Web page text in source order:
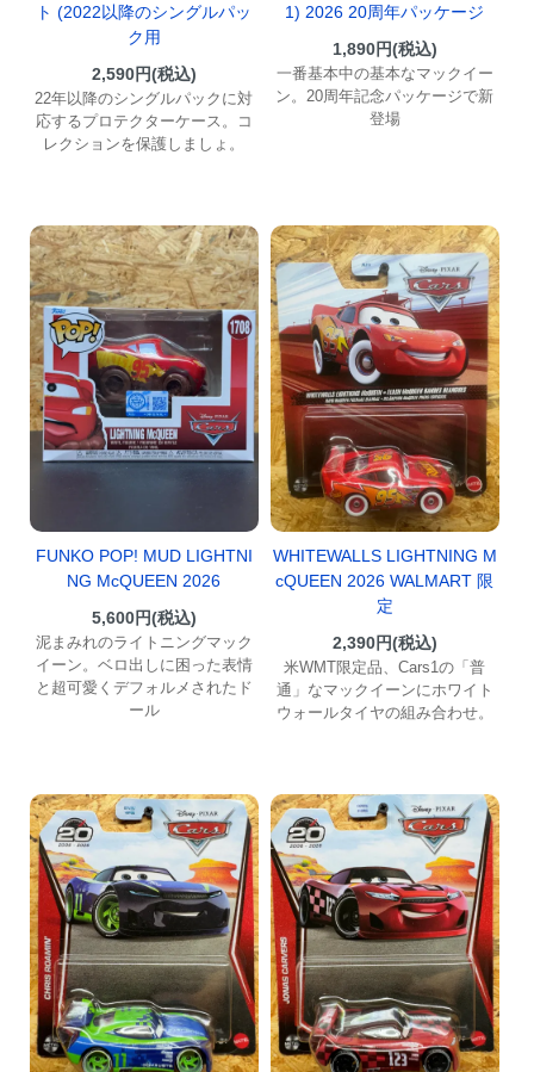
ト (2022以降のシングルパッ
ク用
2,590円(税込)
22年以降のシングルパックに対
応するプロテクターケース。コ
レクションを保護しましょ。
1) 2026 20周年パッケージ
1,890円(税込)
一番基本中の基本なマックイー
ン。20周年記念パッケージで新
登場
FUNKO POP! MUD LIGHTNI
NG McQUEEN 2026
5,600円(税込)
泥まみれのライトニングマック
イーン。ベロ出しに困った表情
と超可愛くデフォルメされたド
ール
WHITEWALLS LIGHTNING M
cQUEEN 2026 WALMART 限
定
2,390円(税込)
米WMT限定品、Cars1の「普
通」なマックイーンにホワイト
ウォールタイヤの組み合わせ。